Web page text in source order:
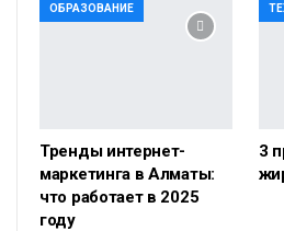
ОБРАЗОВАНИЕ
Тренды интернет-
маркетинга в Алматы:
что работает в 2025
году
3